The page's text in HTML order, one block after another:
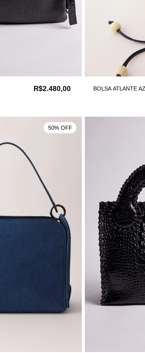
R$2.480,00 BOLSA ATLANTE
50% OFF